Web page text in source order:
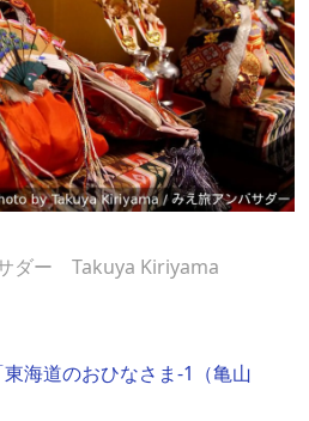
ダー Takuya Kiriyama
海道のおひなさま-1（亀山